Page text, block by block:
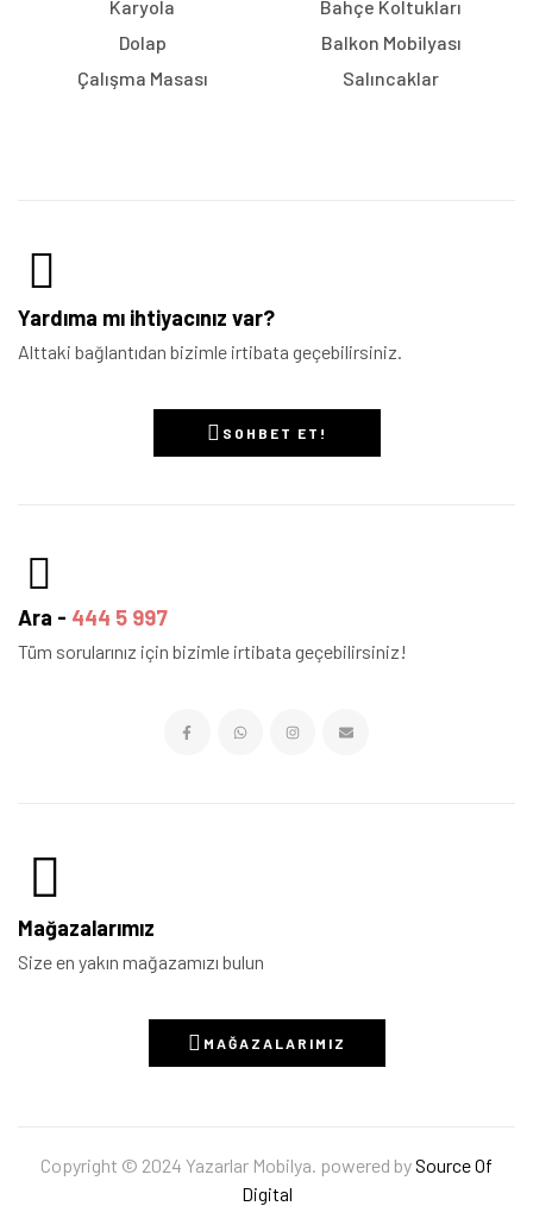
Karyola
Dolap
Çalışma Masası
Bahçe Koltukları
Balkon Mobilyası
Salıncaklar
Yardıma mı ihtiyacınız var?
Alttaki bağlantıdan bizimle irtibata geçebilirsiniz.
SOHBET ET!
Ara - 444 5 997
Tüm sorularınız için bizimle irtibata geçebilirsiniz!
Mağazalarımız
Size en yakın mağazamızı bulun
MAĞAZALARIMIZ
Copyright © 2024 Yazarlar Mobilya. powered bySource Of
Digital